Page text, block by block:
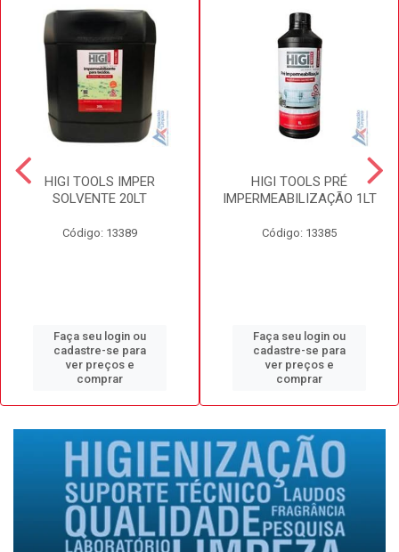
HIGI TOOLS IMPER
SOLVENTE 20LT
Código: 13389
Faça seu login ou
cadastre-se para
ver preços e
comprar
HIGI TOOLS PRÉ
IMPERMEABILIZAÇÃO 1LT
Código: 13385
Faça seu login ou
cadastre-se para
ver preços e
comprar